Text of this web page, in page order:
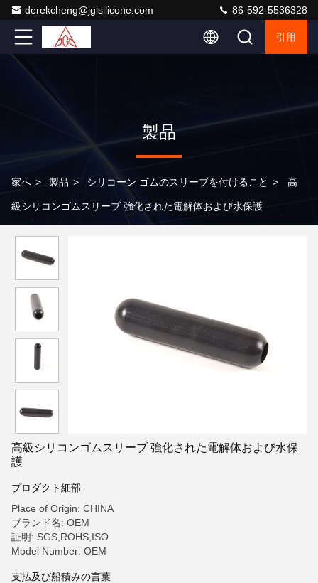
derekcheng@jglsilicone.com 86-592-5536328
引用
製品
家へ > 製品 > シリコーン ゴムのスリーブを付けること > 高
級シリコンゴムスリーブ 強化された電解体および水保護
高級シリコンゴムスリーブ 強化された電解体および水保
護
プロダクト細部
Place of Origin: CHINA
ブランド名: OEM
証明: SGS,ROHS,ISO
Model Number: OEM
支払及び船積みの言葉